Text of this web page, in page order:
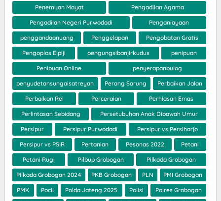
Penemuan Mayat Pengadilan Agama
Pengadilan Negeri Purwodadi Penganiayaan
penggandaanuang Penggelapan Pengobatan Gratis
Pengoplos Elpiji pengungsibanjirkudus penipuan
Penipuan Online penyerapanbulog
penyudetansungaisatreyan Perang Sarung Perbaikan Jalan
Perbaikan Rel Perceraian Perhiasan Emas
Perlintasan Sebidang Persetubuhan Anak Dibawah Umur
Persipur Persipur Purwodadi Persipur vs Persiharjo
Persipur vs PSIR Pertanian Pesonas 2022 Petani
Petani Rugi Pilbup Grobogan Pilkada Grobogan
Pilkada Grobogan 2024 PKB Grobogan PLN PMI Grobogan
PMK Pocil Polda Jateng 2025 Polisi Polres Grobogan